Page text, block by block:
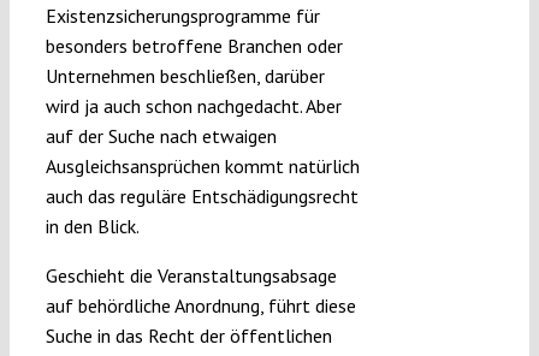
Existenzsicherungsprogramme für
besonders betroffene Branchen oder
Unternehmen beschließen, darüber
wird ja auch schon nachgedacht. Aber
auf der Suche nach etwaigen
Ausgleichsansprüchen kommt natürlich
auch das reguläre Entschädigungsrecht
in den Blick.
Geschieht die Veranstaltungsabsage
auf behördliche Anordnung, führt diese
Suche in das Recht der öffentlichen